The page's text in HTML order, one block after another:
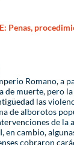
Penas,
Romano, a
de muerte, pero
las
de alborotos
de
en cambio,
cobraron